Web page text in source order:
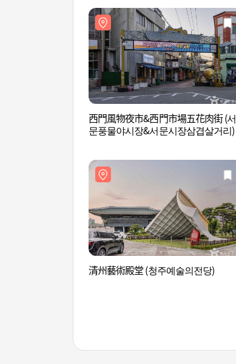
西門風物夜市&西門市場五花肉街 (서
문풍물야시장&서문시장삼겹살거리)
清州藝術殿堂 (청주예술의전당)